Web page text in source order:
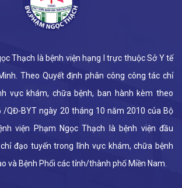
Thạch là bệnh viện hạng I trực thuộc Sở Y tế
Theo Quyết định phân công công tác chỉ
vực khám, chữa bệnh, ban hành kèm theo
/QĐ-BYT ngày 20 tháng 10 năm 2010 của Bộ
viện Phạm Ngọc Thạch là bệnh viện đầu
đạo tuyến trong lĩnh vực khám, chữa bệnh
và Bệnh Phổi các tỉnh/thành phố Miền Nam.